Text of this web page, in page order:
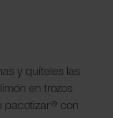
y quíteles las
en trozos
pacotizar® con